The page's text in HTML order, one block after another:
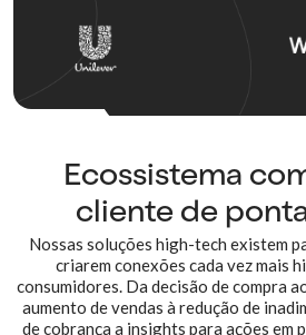
Ecossistema
cliente de
Nossas soluções high-tech existem
criarem conexões cada vez mais
consumidores. Da decisão de compra
aumento de vendas à redução de
de cobrança a insights para ações em